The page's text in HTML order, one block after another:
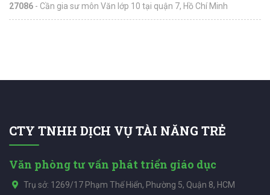
27086 - Cần gia sư môn Văn lớp 10 tại quận 7, Hồ Chí Minh
CTY TNHH DỊCH VỤ TÀI NĂNG TRẺ
Văn phòng tư vấn phát triển giáo dục
Trụ sở: 1269/17 Phạm Thế Hiển, Phường 5, Quận 8, HCM